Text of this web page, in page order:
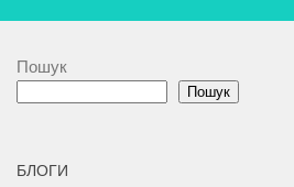
Пошук
Пошук
БЛОГИ